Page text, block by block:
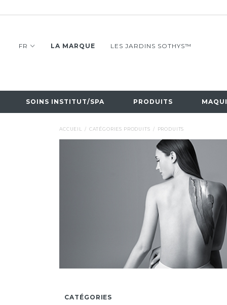
FR LA MARQUE LES JARDINS SOTHYS™
SOINS INSTITUT/SPA PRODUITS
ACCUEIL CATÉGORIES PRODUITS PRODUITS
CATÉGORIES